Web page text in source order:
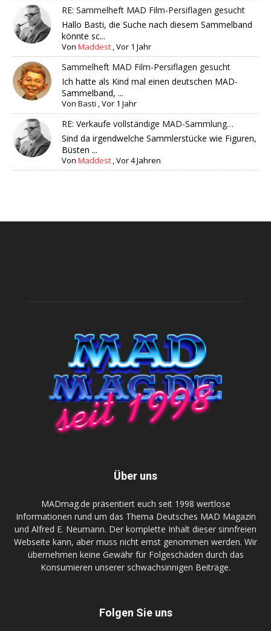
RE: Sammelheft MAD Film-Persiflagen gesucht
Hallo Basti, die Suche nach diesem Sammelband
könnte sc...
VonMaddest ,Vor 1 Jahr
Sammelheft MAD Film-Persiflagen gesucht
Ich hatte als Kind mal einen deutschen MAD-
Sammelband, ...
VonBasti ,Vor 1 Jahr
RE: Verkaufe vollständige MAD-Sammlung…
Sind da irgendwelche Sammlerstücke wie Figuren,
Büsten ...
VonMaddest ,Vor 4 Jahren
Über uns
MADmag.de präsentiert euch seit 1998 wertlose
Informationen rund um das Thema Deutsches MAD Magazin
und Alfred E. Neumann. Der komplette Inhalt dieser sinnfreien
Webseite kann, aber muss nicht ernst genommen werden. Wir
übernehmen keine Gewähr für Folgeschäden durch das
Konsumieren unserer schwachsinnigen Beiträge.
Folgen Sie uns